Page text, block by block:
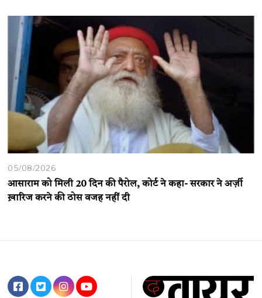
05/08/2026
आसाराम को मिली 20 दिन की पैरोल, कोर्ट ने कहा- सरकार ने अर्ज़ी
ख़ारिज करने की ठोस वजह नहीं दी